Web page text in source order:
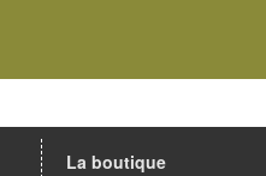
La boutique